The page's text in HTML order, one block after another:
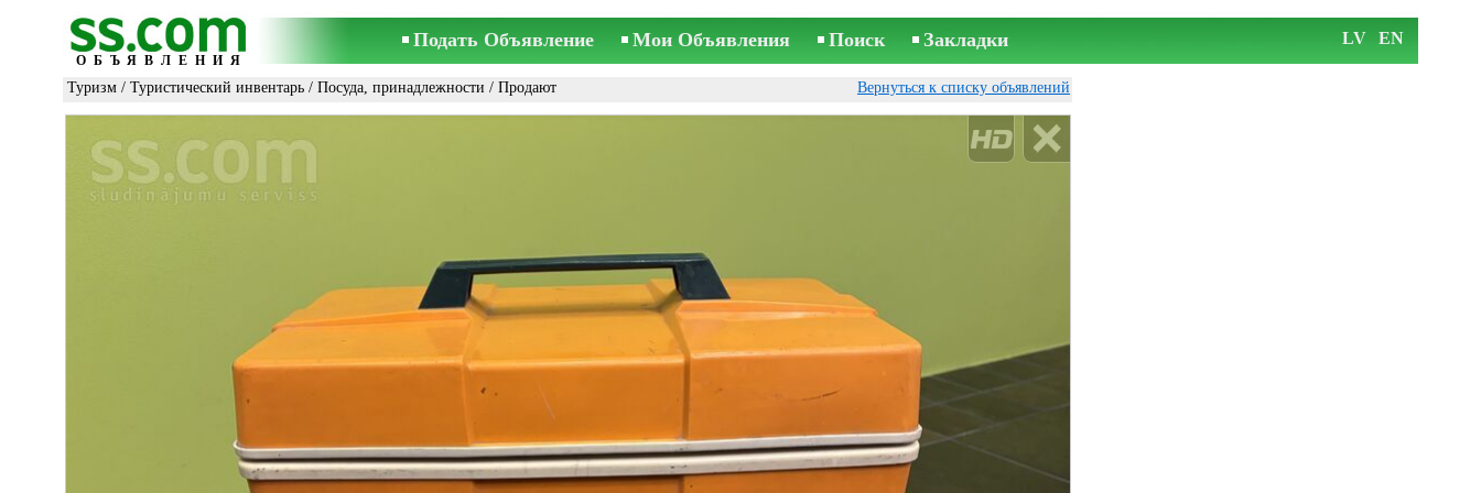
ОБЪЯВЛЕНИЯ
Подать Объявление Мои Объявления Поиск Закладки LV EN
Туризм / Туристический инвентарь / Посуда, принадлежности / Продают Вернуться к списку объявлений